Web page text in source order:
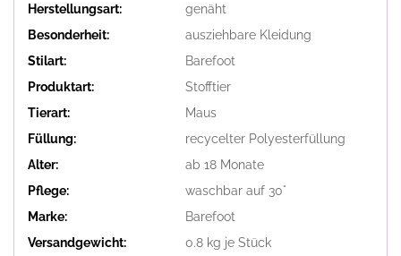
Herstellungsart:
genäht
Besonderheit:
ausziehbare Kleidung
Stilart:
Barefoot
Produktart:
Stofftier
Tierart:
Maus
Füllung:
recycelter Polyesterfüllung
Alter:
ab 18 Monate
Pflege:
waschbar auf 30°
Marke:
Barefoot
Versandgewicht:
0.8kg je Stück